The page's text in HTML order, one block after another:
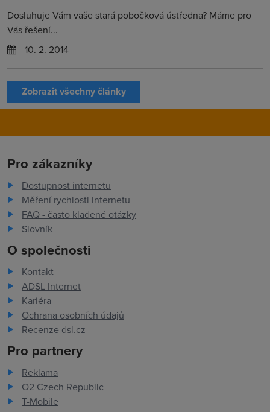
Dosluhuje Vám vaše stará pobočková ústředna? Máme pro
Vás řešení...
10. 2. 2014
Zobrazit všechny články
Pro zákazníky
Dostupnost internetu
Měření rychlosti internetu
FAQ - často kladené otázky
Slovník
O společnosti
Kontakt
ADSL Internet
Kariéra
Ochrana osobních údajů
Recenze dsl.cz
Pro partnery
Reklama
O2 Czech Republic
T-Mobile